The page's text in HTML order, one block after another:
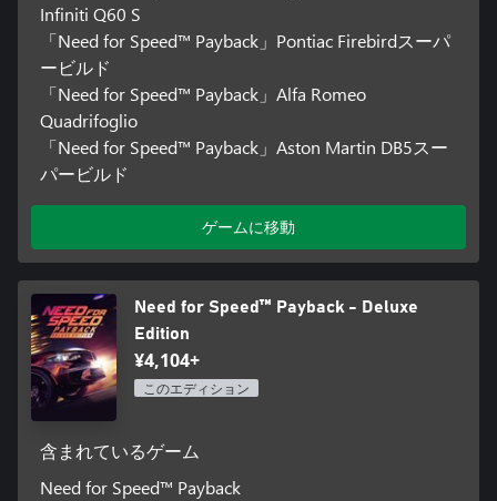
Infiniti Q60 S
「Need for Speed™ Payback」Pontiac Firebirdスーパ
ービルド
「Need for Speed™ Payback」Alfa Romeo
Quadrifoglio
「Need for Speed™ Payback」Aston Martin DB5スー
パービルド
ゲームに移動
Need for Speed™ Payback - Deluxe
Edition
¥4,104+
このエディション
含まれているゲーム
Need for Speed™ Payback